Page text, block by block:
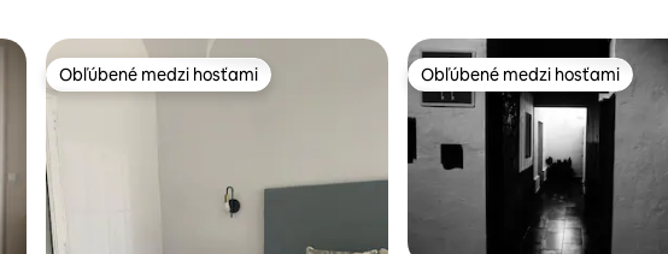
Obľúbené medzi hosťami
Obľúbené medzi hosťami Obľúbené medzi hosťami
Obľúbené medzi hosťami